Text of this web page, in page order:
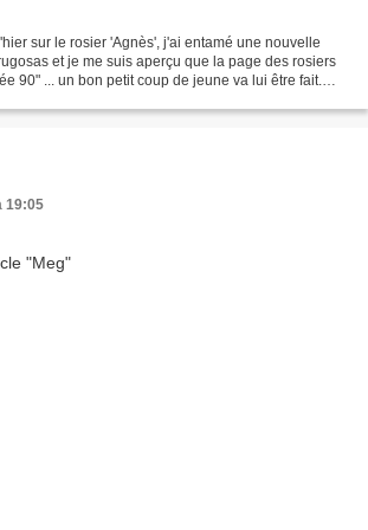
sur le rosier 'Agnès', j'ai entamé une nouvelle
et je me suis aperçu que la page des rosiers
90" ... un bon petit coup de jeune va lui être fait.
19:05